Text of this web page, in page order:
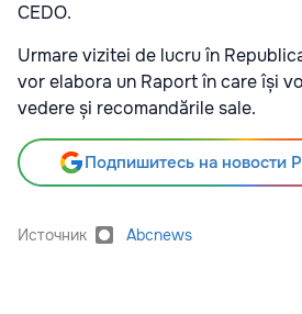
CEDO.
Urmare vizitei de lucru în
vor elabora un Raport în care își
vedere și recomandările sale.
Подпишитесь на новости
Источник Abcnews